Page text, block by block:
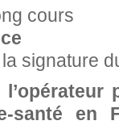
cours
signature
santé en